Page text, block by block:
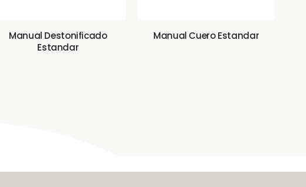
Manual Destonificado
Estandar
Manual Cuero Estandar